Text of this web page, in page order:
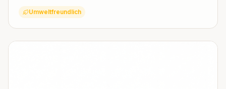
Umweltfreundlich